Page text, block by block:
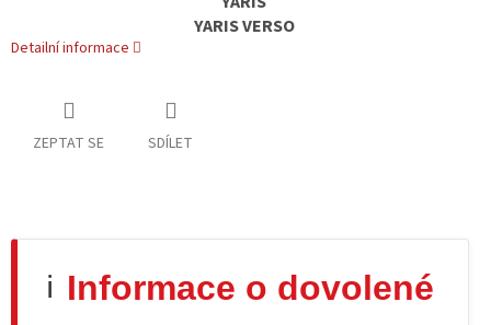
YARIS VERSO
Detailní informace
ZEPTAT SE SDÍLET
ℹ️ Informace o dovolené